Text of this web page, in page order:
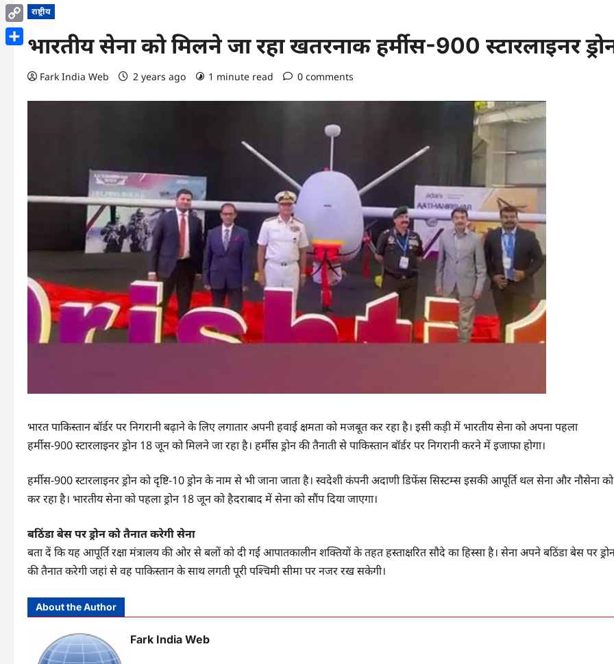
राष्ट्रीय
भारतीय सेना को मिलने जा रहा खतरनाक हर्मीस-900 स्टारलाइनर
Fark India Web 2 years ago 1 minute read 0 comments
भारत पाकिस्तान बॉर्डर पर निगरानी बढ़ाने के लिए लगातार अपनी हवाई क्षमता को मजबूत कर रहा है। इसी कड़ी में भारतीय सेना को अपना पहला
हर्मीस-900 स्टारलाइनर ड्रोन 18 जून को मिलने जा रहा है। हर्मीस ड्रोन की तैनाती से पाकिस्तान बॉर्डर पर निगरानी करने में इजाफा होगा।
हर्मीस-900 स्टारलाइनर ड्रोन को दृष्टि-10 ड्रोन के नाम से भी जाना जाता है। स्वदेशी कंपनी अदाणी डिफेंस सिस्टम्स इसकी आपूर्ति थल सेना और नौसेना को
कर रहा है। भारतीय सेना को पहला ड्रोन 18 जून को हैदराबाद में सेना को सौंप दिया जाएगा।
बठिंडा बेस पर ड्रोन को तैनात करेगी सेना
बता दें कि यह आपूर्ति रक्षा मंत्रालय की ओर से बलों को दी गई आपातकालीन शक्तियों के तहत हस्ताक्षरित सौदे का हिस्सा है। सेना अपने बठिंडा बेस पर
की तैनात करेगी जहां से वह पाकिस्तान के साथ लगती पूरी पश्चिमी सीमा पर नजर रख सकेगी।
About the Author
Fark India Web
Email
Copy
Link
Share